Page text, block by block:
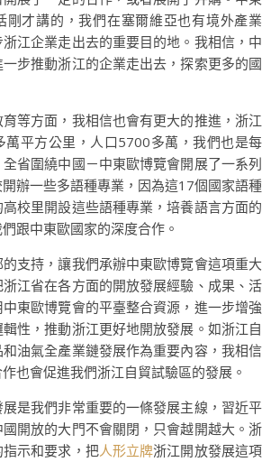
剛才講的，我們在塞爾維亞也有境外產業
江企業走出去的重要目的地。我相信，中
步推動浙江的企業走出去，探索更多的國
等方面，我相信也會有更大的推進，浙江
萬平方公里，人口5700多萬，我們也是每
省圍繞中國－中東歐博覽會開展了一系列
辦一些多語種專業，因為這17個國家語種
校里開設這些語種專業，培養語言方面的
跟中東歐國家的深度合作。
支持，讓我們承辦中東歐博覽會這項重大
江省在各方面的開放發展經驗、成果、活
東歐博覽會的平臺整合資源，進一步增強
性，推動浙江更好地開放發展。如浙江自
油氣全產業鏈發展作為重要內容，我相信
也會促進我們浙江自貿試驗區的發展。
是我們非常重要的一條發展主線，習近平
開放的大門不會關閉，只會越開越大。浙
示和要求，把人形立牌浙江開放發展這項